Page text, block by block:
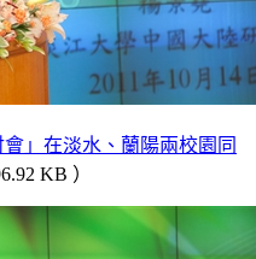
」在淡水、蘭陽兩校園同
KB ）